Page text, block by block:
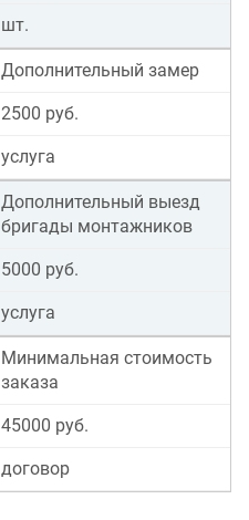
шт.
Дополнительный замер
2500 руб.
услуга
Дополнительный выезд
бригады монтажников
5000 руб.
услуга
Минимальная стоимость
заказа
45000 руб.
договор